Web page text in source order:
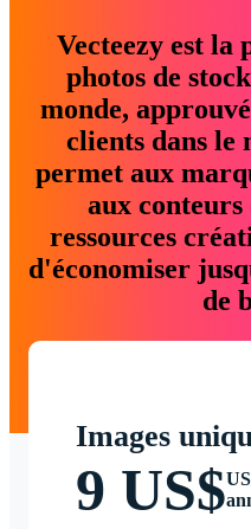
Vecteezy est la
photos de
monde,
clients dans le
permet aux
aux conteurs
ressources
d'économiser
de
Images
9 US$